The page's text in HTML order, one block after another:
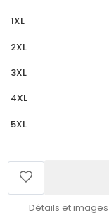
1XL
2XL
3XL
4XL
5XL
Détails et